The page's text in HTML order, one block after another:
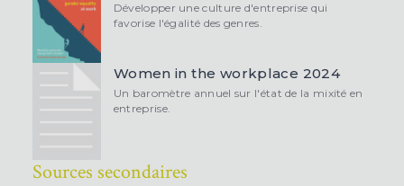
Développer une culture d'entreprise qui
favorise l'égalité des genres.
Women in the workplace 2024
Un baromètre annuel sur l'état de la mixité en
entreprise.
Sources secondaires